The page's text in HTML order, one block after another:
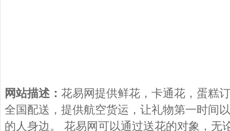
网站描述： 花易网提供鲜花，卡通花，蛋糕
全国配送，提供航空货运，让礼物第一时间
的人身边。 花易网可以通过送花的对象，无